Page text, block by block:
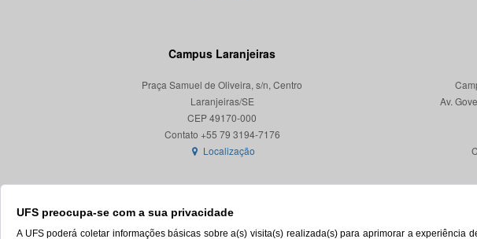
UFS preocupa-se com a sua privacidade
A UFS poderá coletar informações básicas sobre a(s) visita(s) realizada(s) para aprimorar a experiência
Campus Laranjeiras
Praça Samuel de Oliveira, s/n, Centro
Laranjeiras/SE
CEP 49170-000
Localização
Av.